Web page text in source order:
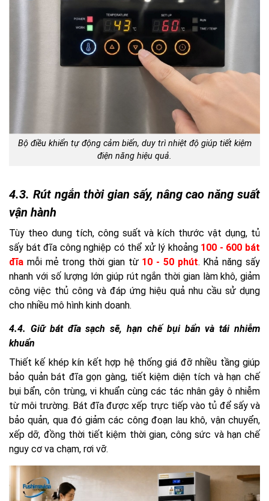
Bộ điều khiển tự động cảm biến, duy trì nhiệt độ giúp tiết kiệm
điện năng hiệu quả.
4.3. Rút ngắn thời gian sấy, nâng cao năng suất
vận hành
Tùy theo dung tích, công suất và kích thước vật dụng, tủ
sấy bát đĩa công nghiệp có thể xử lý khoảng 100 - 600 bát
đĩa mỗi mẻ trong thời gian từ 10 - 50 phút. Khả năng sấy
nhanh với số lượng lớn giúp rút ngắn thời gian làm khô, giảm
công việc thủ công và đáp ứng hiệu quả nhu cầu sử dụng
cho nhiều mô hình kinh doanh.
4.4. Giữ bát đĩa sạch sẽ, hạn chế bụi bẩn và tái nhiễm
khuẩn
Thiết kế khép kín kết hợp hệ thống giá đỡ nhiều tầng giúp
bảo quản bát đĩa gọn gàng, tiết kiệm diện tích và hạn chế
bụi bẩn, côn trùng, vi khuẩn cùng các tác nhân gây ô nhiễm
từ môi trường. Bát đĩa được xếp trực tiếp vào tủ để sấy và
bảo quản, qua đó giảm các công đoạn lau khô, vận chuyển,
xếp dỡ, đồng thời tiết kiệm thời gian, công sức và hạn chế
nguy cơ va chạm, rơi vỡ.